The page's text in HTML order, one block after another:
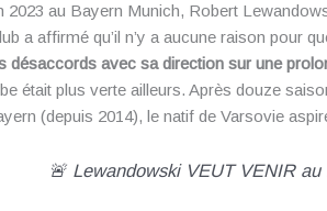
2023 au Bayern Munich, Robert
a affirmé qu’il n’y a aucune raison pour
désaccords avec sa direction sur une
était plus verte ailleurs. Après douze
(depuis 2014), le natif de Varsovie
🚨 Lewandowski VEUT VENIR